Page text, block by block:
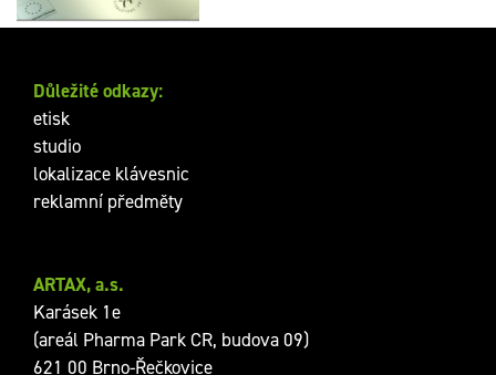
ARTAX, a.s.
Karásek 1e
(areál Pharma Park CR, budova 09)
621 00 Brno-Řečkovice
Důležité odkazy:
etisk
studio
lokalizace klávesnic
reklamní předměty